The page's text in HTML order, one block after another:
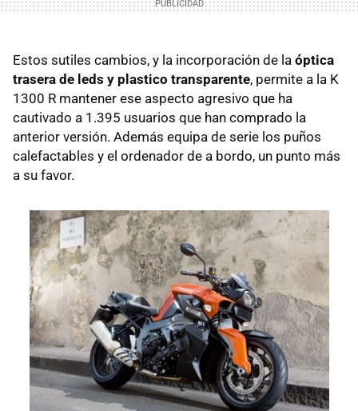
Estos sutiles cambios, y la incorporación de la óptica
trasera de leds y plastico transparente, permite a la K
1300 R mantener ese aspecto agresivo que ha
cautivado a 1.395 usuarios que han comprado la
anterior versión. Además equipa de serie los puños
calefactables y el ordenador de a bordo, un punto más
a su favor.